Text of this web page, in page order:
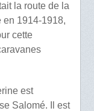
la route de la
en 1914-1918,
cette
est
Salomé. Il est